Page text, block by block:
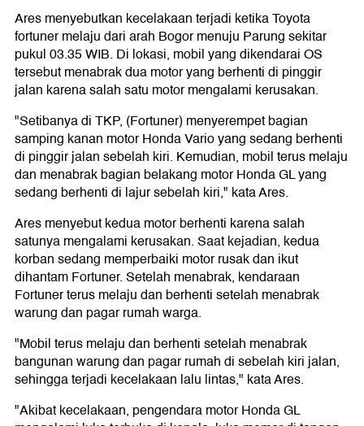
Ares menyebutkan kecelakaan terjadi ketika Toyota
fortuner melaju dari arah Bogor menuju Parung sekitar
pukul 03.35 WIB. Di lokasi, mobil yang dikendarai OS
tersebut menabrak dua motor yang berhenti di pinggir
jalan karena salah satu motor mengalami kerusakan.
"Setibanya di TKP, (Fortuner) menyerempet bagian
samping kanan motor Honda Vario yang sedang berhenti
di pinggir jalan sebelah kiri. Kemudian, mobil terus melaju
dan menabrak bagian belakang motor Honda GL yang
sedang berhenti di lajur sebelah kiri," kata Ares.
Ares menyebut kedua motor berhenti karena salah
satunya mengalami kerusakan. Saat kejadian, kedua
korban sedang memperbaiki motor rusak dan ikut
dihantam Fortuner. Setelah menabrak, kendaraan
Fortuner terus melaju dan berhenti setelah menabrak
warung dan pagar rumah warga.
"Mobil terus melaju dan berhenti setelah menabrak
bangunan warung dan pagar rumah di sebelah kiri jalan,
sehingga terjadi kecelakaan lalu lintas," kata Ares.
"Akibat kecelakaan, pengendara motor Honda GL